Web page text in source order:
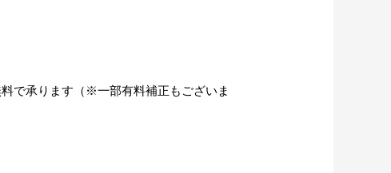
で承ります（※一部有料補正もございま